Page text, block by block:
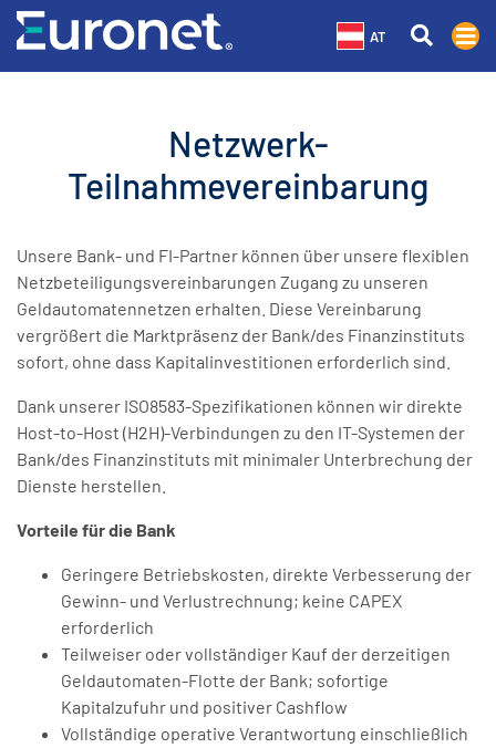
AT
Netzwerk-
Teilnahmevereinbarung
Unsere Bank- und FI-Partner können über unsere flexiblen
Netzbeteiligungsvereinbarungen Zugang zu unseren
Geldautomatennetzen erhalten. Diese Vereinbarung
vergrößert die Marktpräsenz der Bank/des Finanzinstituts
sofort, ohne dass Kapitalinvestitionen erforderlich sind.
Dank unserer ISO8583-Spezifikationen können wir direkte
Host-to-Host (H2H)-Verbindungen zu den IT-Systemen der
Bank/des Finanzinstituts mit minimaler Unterbrechung der
Dienste herstellen.
Vorteile für die Bank
Geringere Betriebskosten, direkte Verbesserung der
Gewinn- und Verlustrechnung; keine CAPEX
erforderlich
Teilweiser oder vollständiger Kauf der derzeitigen
Geldautomaten-Flotte der Bank; sofortige
Kapitalzufuhr und positiver Cashflow
Vollständige operative Verantwortung einschließlich